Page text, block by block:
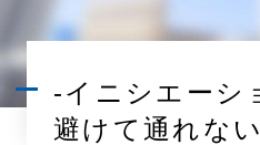
-イニシエーシ
避けて通れな